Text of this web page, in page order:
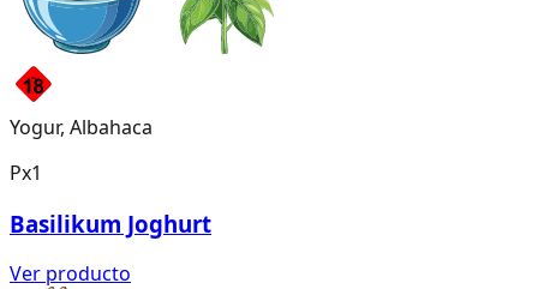
Yogur, Albahaca
Px1
Basilikum Joghurt
Ver producto